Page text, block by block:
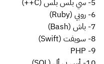
5- سي بلس بلس (C++)
6- روبي (Ruby)
7- باش (Bash)
8- سويفت (Swift)
9- PHP